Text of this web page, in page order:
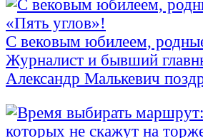
С вековым юбилеем,
Журналист и бывший
Александр Малькевич